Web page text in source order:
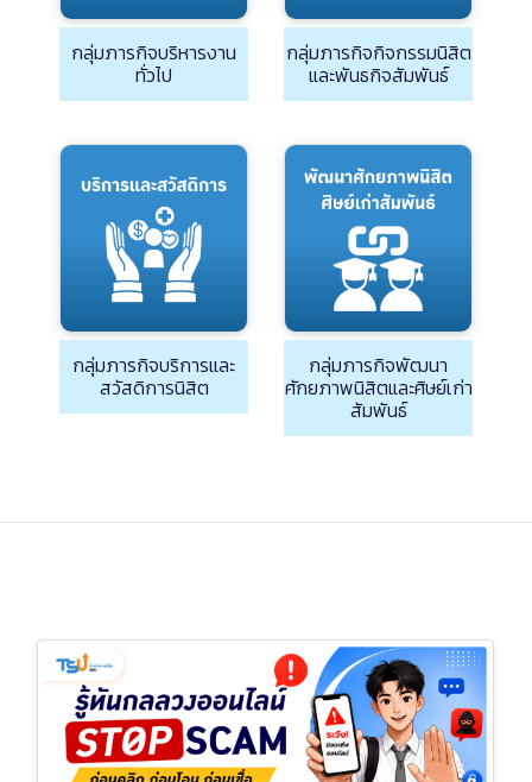
กลุ่มภารกิจบริหารงาน
ทั่วไป
กลุ่มภารกิจกิจกรรมนิสิต
และพันธกิจสัมพันธ์
กลุ่มภารกิจบริการและ
สวัสดิการนิสิต
กลุ่มภารกิจพัฒนา
ศักยภาพนิสิตและศิษย์เก่า
สัมพันธ์